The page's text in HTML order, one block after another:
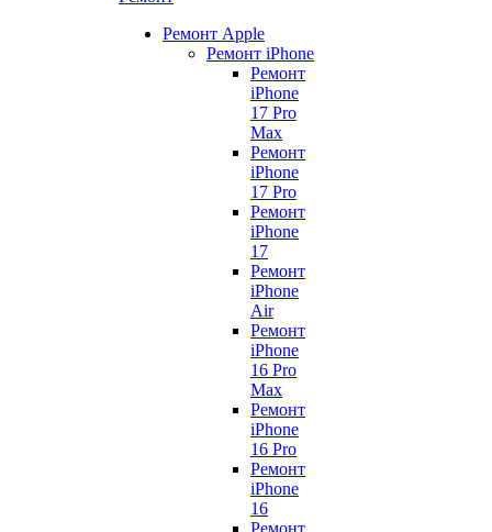
Ремонт Apple
Ремонт iPhone
Ремонт
iPhone
17 Pro
Max
Ремонт
iPhone
17 Pro
Ремонт
iPhone
17
Ремонт
iPhone
Air
Ремонт
iPhone
16 Pro
Max
Ремонт
iPhone
16 Pro
Ремонт
iPhone
16
Ремонт